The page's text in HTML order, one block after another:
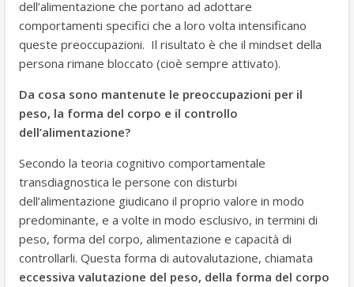
dell’alimentazione che portano ad adottare
comportamenti specifici che a loro volta intensificano
queste preoccupazioni. Il risultato è che il mindset della
persona rimane bloccato (cioè sempre attivato).
Da cosa sono mantenute le preoccupazioni per il
peso, la forma del corpo e il controllo
dell’alimentazione?
Secondo la teoria cognitivo comportamentale
transdiagnostica le persone con disturbi
dell’alimentazione giudicano il proprio valore in modo
predominante, e a volte in modo esclusivo, in termini di
peso, forma del corpo, alimentazione e capacità di
controllarli. Questa forma di autovalutazione, chiamata
eccessiva valutazione del peso, della forma del corpo